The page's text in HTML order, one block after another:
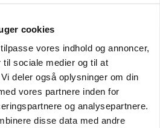
cookies
vores indhold og annoncer,
sociale medier og til at
deler også oplysninger om din
vores partnere inden for
og analysepartnere.
disse data med andre
06. aug.
til Henrik Haves